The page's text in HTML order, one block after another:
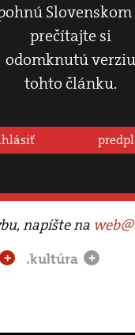
Slovenskom
prečítajte si
odomknutú verziu
tohto článku.
napíšte na
+ .kultúra +